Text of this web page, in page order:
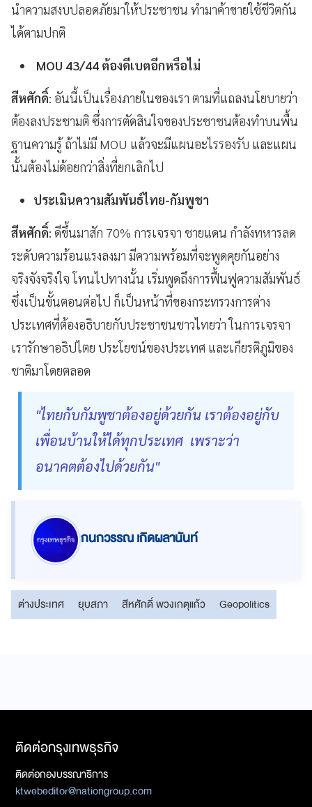
นำความสงบปลอดภัยมาให้ประชาชน ทำมาค้าขายใช้ชีวิตกัน
ได้ตามปกติ
MOU 43/44 ต้องดีเบตอีกหรือไม่
สีหศักดิ์: อันนี้เป็นเรื่องภายในของเรา ตามที่แถลงนโยบายว่า
ต้องลงประชามติ ซึ่งการตัดสินใจของประชาชนต้องทำบนพื้น
ฐานความรู้ ถ้าไม่มี MOU แล้วจะมีแผนอะไรรองรับ และแผน
นั้นต้องไม่ด้อยกว่าสิ่งที่ยกเลิกไป
ประเมินความสัมพันธ์ไทย-กัมพูชา
สีหศักดิ์: ดีขึ้นมาสัก 70% การเจรจา ชายแดน กำลังทหารลด
ระดับความร้อนแรงลงมา มีความพร้อมที่จะพูดคุยกันอย่าง
จริงจังจริงใจ โทนไปทางนั้น เริ่มพูดถึงการฟื้นฟูความสัมพันธ์
ซึ่งเป็นขั้นตอนต่อไป ก็เป็นหน้าที่ของกระทรวงการต่าง
ประเทศที่ต้องอธิบายกับประชาชนชาวไทยว่า ในการเจรจา
เรารักษาอธิปไตย ประโยชน์ของประเทศ และเกียรติภูมิของ
ชาติมาโดยตลอด
"ไทยกับกัมพูชาต้องอยู่ด้วยกัน เราต้องอยู่กับ
เพื่อนบ้านให้ได้ทุกประเทศ เพราะว่า
อนาคตต้องไปด้วยกัน"
กนกวรรณ เกิดผลานันท์
ต่างประเทศ ยุบสภา สีหศักดิ์ พวงเกตุแก้ว Geopolitics
ติดต่อกรุงเทพธุรกิจ
ติดต่อกองบรรณาธิการ
ktwebeditor@nationgroup.com